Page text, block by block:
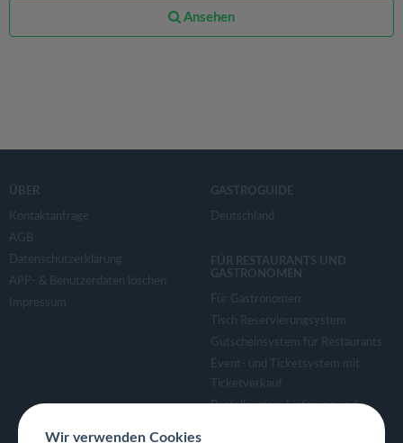
Ansehen
ÜBER
Kontaktanfrage
AGB
Datenschutzerklärung
APP- & Benutzerdaten löschen
Impressum
GASTROGUIDE
Deutschland
FÜR RESTAURANTS UND
GASTRONOMEN
Für Gastronomen
Tisch Reservierungsystem
Gutscheinsystem für Restaurants
Event- und Ticketsystem mit
Ticketverkauf
Bestellsystem Lieferung und
Wir verwenden Cookies